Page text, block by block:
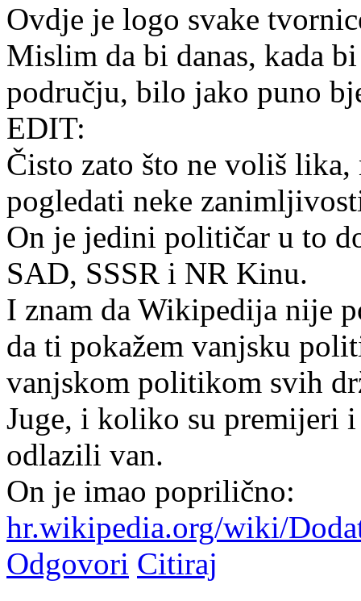
Ovdje je logo svake
Mislim da bi danas, kada
području, bilo jako puno
EDIT:
Čisto zato što ne voliš lika,
pogledati neke
On je jedini političar u to
SAD, SSSR i NR Kinu.
I znam da Wikipedija nije
da ti pokažem vanjsku
vanjskom politikom svih
Juge, i koliko su premijeri
odlazili van.
On je imao poprilično:
hr.wikipedia.org/wiki/
Odgovori Citiraj